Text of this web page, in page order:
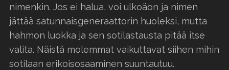
nimenkin. Jos ei halua, voi ulkoäon ja nimen
jättää satunnaisgeneraattorin huoleksi, mutta
hahmon luokka ja sen sotilastausta pitää itse
valita. Näistä molemmat vaikuttavat siihen mihin
sotilaan erikoisosaaminen suuntautuu.